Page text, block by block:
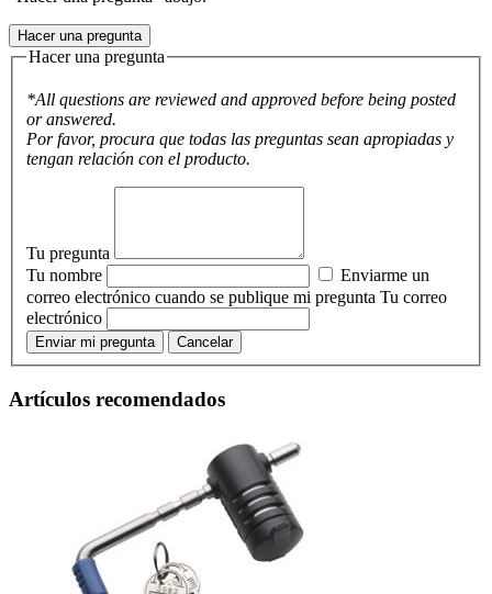
Hacer una pregunta
Hacer una pregunta
*All questions are reviewed and approved before being posted
or answered.
Por favor, procura que todas las preguntas sean apropiadas y
tengan relación con el producto.
Tu pregunta
Tu nombre
Enviarme un
correo electrónico cuando se publique mi pregunta Tu correo
electrónico
Enviar mi pregunta Cancelar
Artículos recomendados